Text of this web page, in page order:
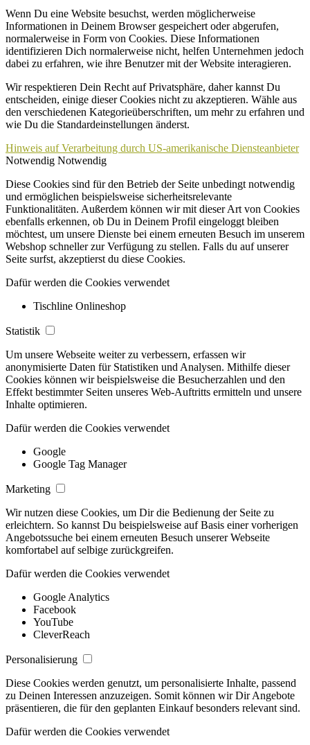
Wenn Du eine Website besuchst, werden möglicherweise
Informationen in Deinem Browser gespeichert oder abgerufen,
normalerweise in Form von Cookies. Diese Informationen
identifizieren Dich normalerweise nicht, helfen Unternehmen jedoch
dabei zu erfahren, wie ihre Benutzer mit der Website interagieren.
Wir respektieren Dein Recht auf Privatsphäre, daher kannst Du
entscheiden, einige dieser Cookies nicht zu akzeptieren. Wähle aus
den verschiedenen Kategorieüberschriften, um mehr zu erfahren und
wie Du die Standardeinstellungen änderst.
Hinweis auf Verarbeitung durch US-amerikanische Diensteanbieter
Notwendig Notwendig
Diese Cookies sind für den Betrieb der Seite unbedingt notwendig
und ermöglichen beispielsweise sicherheitsrelevante
Funktionalitäten. Außerdem können wir mit dieser Art von Cookies
ebenfalls erkennen, ob Du in Deinem Profil eingeloggt bleiben
möchtest, um unsere Dienste bei einem erneuten Besuch im unserem
Webshop schneller zur Verfügung zu stellen. Falls du auf unserer
Seite surfst, akzeptierst du diese Cookies.
Dafür werden die Cookies verwendet
Tischline Onlineshop
Statistik
Um unsere Webseite weiter zu verbessern, erfassen wir
anonymisierte Daten für Statistiken und Analysen. Mithilfe dieser
Cookies können wir beispielsweise die Besucherzahlen und den
Effekt bestimmter Seiten unseres Web-Auftritts ermitteln und unsere
Inhalte optimieren.
Dafür werden die Cookies verwendet
Google
Google Tag Manager
Marketing
Wir nutzen diese Cookies, um Dir die Bedienung der Seite zu
erleichtern. So kannst Du beispielsweise auf Basis einer vorherigen
Angebotssuche bei einem erneuten Besuch unserer Webseite
komfortabel auf selbige zurückgreifen.
Dafür werden die Cookies verwendet
Google Analytics
Facebook
YouTube
CleverReach
Personalisierung
Diese Cookies werden genutzt, um personalisierte Inhalte, passend
zu Deinen Interessen anzuzeigen. Somit können wir Dir Angebote
präsentieren, die für den geplanten Einkauf besonders relevant sind.
Dafür werden die Cookies verwendet